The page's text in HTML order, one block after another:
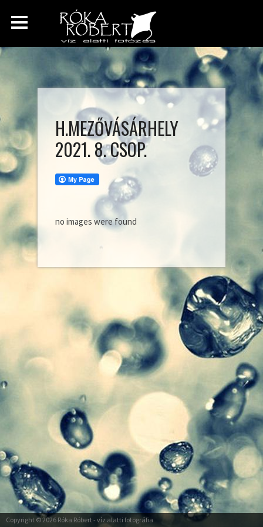
H.MEZŐVÁSÁRHELY
2021. 8. CSOP.
no images were found
Copyright © 2026 Róka Róbert- víz alatti fotográfia